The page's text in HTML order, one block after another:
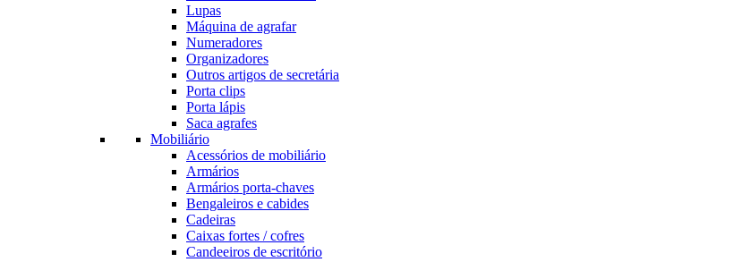
Lupas
Máquina de agrafar
Numeradores
Organizadores
Outros artigos de secretária
Porta clips
Porta lápis
Saca agrafes
Mobiliário
Acessórios de mobiliário
Armários
Armários porta-chaves
Bengaleiros e cabides
Cadeiras
Caixas fortes / cofres
Candeeiros de escritório